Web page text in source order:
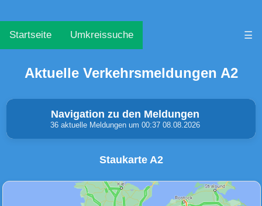
Startseite Umkreissuche ☰
Aktuelle Verkehrsmeldungen A2
Navigation zu den Meldungen
36 aktuelle Meldungen um 00:37 08.08.2026
Unfälle & Warnungen Stau
(1)
Staukarte A2